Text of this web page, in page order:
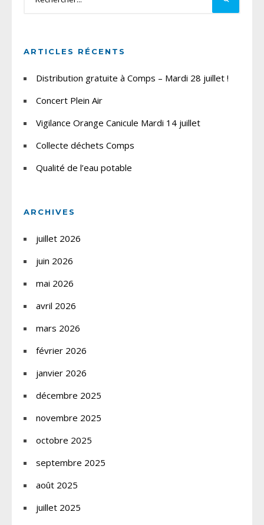
ARTICLES RÉCENTS
Distribution gratuite à Comps – Mardi 28 juillet !
Concert Plein Air
Vigilance Orange Canicule Mardi 14 juillet
Collecte déchets Comps
Qualité de l’eau potable
ARCHIVES
juillet 2026
juin 2026
mai 2026
avril 2026
mars 2026
février 2026
janvier 2026
décembre 2025
novembre 2025
octobre 2025
septembre 2025
août 2025
juillet 2025